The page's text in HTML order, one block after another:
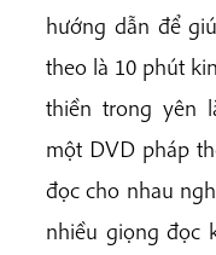
hướng dẫn để
theo là 10 phút
thiền trong yên
một DVD pháp
đọc cho nhau
nhiều giọng đọc